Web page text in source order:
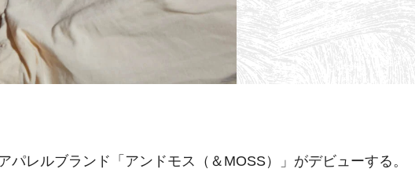
レルブランド「アンドモス（＆MOSS）」がデビューする。